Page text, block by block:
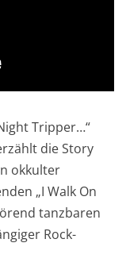
Tripper…“
die Story
okkulter
„I Walk On
tanzbaren
Rock-